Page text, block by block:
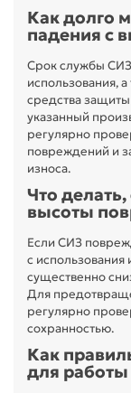
Как долго
падения с
Срок службы СИЗ
использования,
средства
указанный
регулярно
повреждений и
износа.
Что
высоты
Если СИЗ
с
существенно
Для
регулярно
сохранностью.
Как
для работы